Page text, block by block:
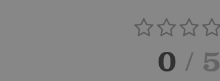
0 / 5